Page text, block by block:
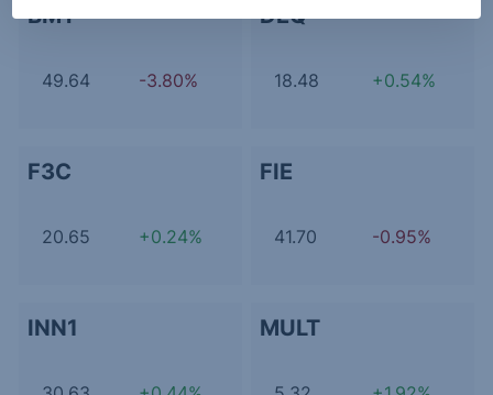
BMT
49.64 -3.80%
DEQ
18.48 +0.54%
F3C
20.65 +0.24%
FIE
41.70 -0.95%
INN1 MULT